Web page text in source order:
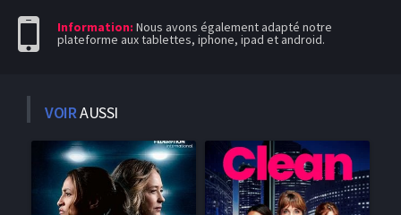
Information: Nous avons également adapté notre
plateforme aux tablettes, iphone, ipad et android.
VOIRAUSSI